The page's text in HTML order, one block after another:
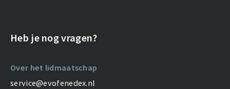
Heb je nog vragen?
Over het lidmaatschap
service@evofenedex.nl